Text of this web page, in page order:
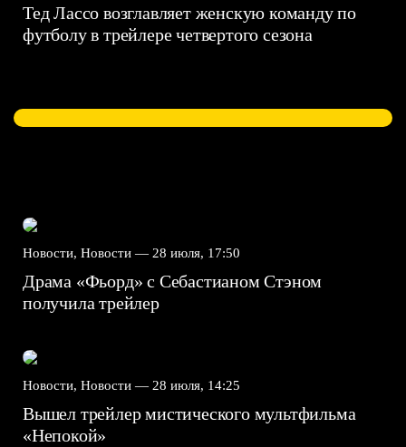
Тед Лассо возглавляет женскую команду по
футболу в трейлере четвертого сезона
Новости, Новости — 28 июля, 17:50
Драма «Фьорд» с Себастианом Стэном
получила трейлер
Новости, Новости — 28 июля, 14:25
Вышел трейлер мистического мультфильма
«Непокой»